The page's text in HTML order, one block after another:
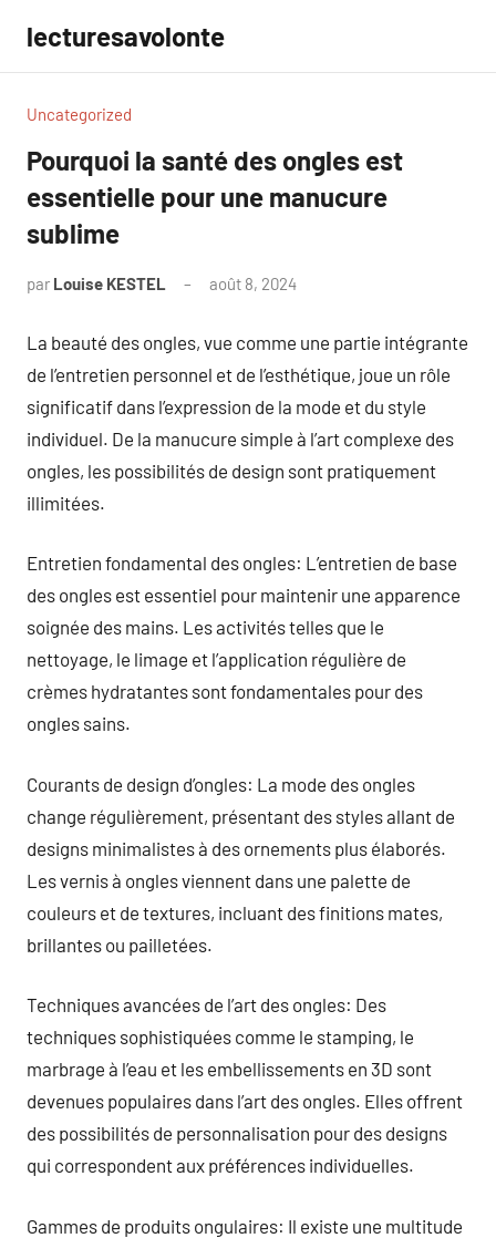
contenu
lecturesavolonte
Uncategorized
Pourquoi la santé des ongles est
essentielle pour une manucure
sublime
par Louise KESTEL août 8, 2024
La beauté des ongles, vue comme une partie intégrante
de l’entretien personnel et de l’esthétique, joue un rôle
significatif dans l’expression de la mode et du style
individuel. De la manucure simple à l’art complexe des
ongles, les possibilités de design sont pratiquement
illimitées.
Entretien fondamental des ongles: L’entretien de base
des ongles est essentiel pour maintenir une apparence
soignée des mains. Les activités telles que le
nettoyage, le limage et l’application régulière de
crèmes hydratantes sont fondamentales pour des
ongles sains.
Courants de design d’ongles: La mode des ongles
change régulièrement, présentant des styles allant de
designs minimalistes à des ornements plus élaborés.
Les vernis à ongles viennent dans une palette de
couleurs et de textures, incluant des finitions mates,
brillantes ou pailletées.
Techniques avancées de l’art des ongles: Des
techniques sophistiquées comme le stamping, le
marbrage à l’eau et les embellissements en 3D sont
devenues populaires dans l’art des ongles. Elles offrent
des possibilités de personnalisation pour des designs
qui correspondent aux préférences individuelles.
Gammes de produits ongulaires: Il existe une multitude